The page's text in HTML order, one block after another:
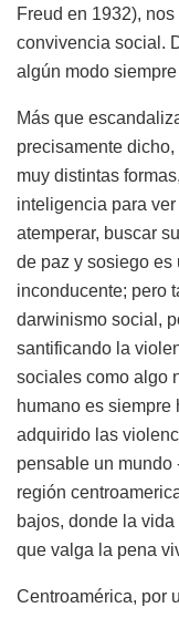
Freud en 1932),
convivencia social.
algún modo
Más que
precisamente
muy distintas
inteligencia para
atemperar, buscar
de paz y sosiego
inconducente; pero
darwinismo social,
santificando la
sociales como algo
humano es
adquirido las
pensable un mundo
región
bajos, donde la
que valga la pena
Centroamérica, por